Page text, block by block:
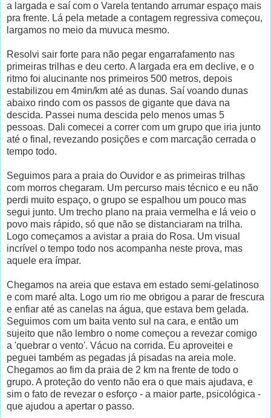
a largada e saí com o Varela tentando arrumar espaço mais
pra frente. Lá pela metade a contagem regressiva começou,
largamos no meio da muvuca mesmo.
Resolvi sair forte para não pegar engarrafamento nas
primeiras trilhas e deu certo. A largada era em declive, e o
ritmo foi alucinante nos primeiros 500 metros, depois
estabilizou em 4min/km até as dunas. Saí voando dunas
abaixo rindo com os passos de gigante que dava na
descida. Passei numa descida pelo menos umas 5
pessoas. Dali comecei a correr com um grupo que iria junto
até o final, revezando posições e com marcação cerrada o
tempo todo.
Seguimos para a praia do Ouvidor e as primeiras trilhas
com morros chegaram. Um percurso mais técnico e eu não
perdi muito espaço, o grupo se espalhou um pouco mas
segui junto. Um trecho plano na praia vermelha e lá veio o
povo mais rápido, só que não se distanciaram na trilha.
Logo começamos a avistar a praia do Rosa. Um visual
incrível o tempo todo nos acompanha neste prova, mas
aquele era ímpar.
Chegamos na areia que estava em estado semi-gelatinoso
e com maré alta. Logo um rio me obrigou a parar de frescura
e enfiar até as canelas na água, que estava bem gelada.
Seguimos com um baita vento sul na cara, e então um
sujeito que não lembro o nome começou a revezar comigo
a 'quebrar o vento'. Vácuo na corrida. Eu aproveitei e
peguei também as pegadas já pisadas na areia mole.
Chegamos ao fim da praia de 2 km na frente de todo o
grupo. A proteção do vento não era o que mais ajudava, e
sim o fato de revezar o esforço - a maior parte, psicológica -
que ajudou a apertar o passo.